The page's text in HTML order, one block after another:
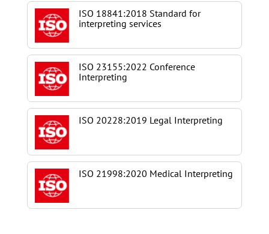
ISO 18841:2018 Standard for
interpreting services
ISO 23155:2022 Conference
Interpreting
ISO 20228:2019 Legal Interpreting
ISO 21998:2020 Medical Interpreting